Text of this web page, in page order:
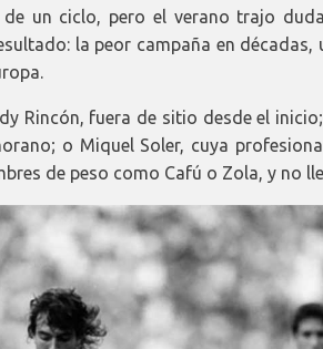
de un ciclo, pero el verano trajo
la peor campaña en
Rincón, fuera de sitio desde el
o Miquel Soler, cuya
de peso como Cafú o Zola, y no